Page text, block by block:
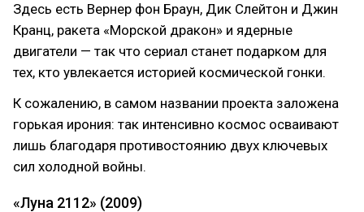
Здесь есть Вернер фон Браун, Дик Слейтон и Джин
Кранц, ракета «Морской дракон» и ядерные
двигатели — так что сериал станет подарком для
тех, кто увлекается историей космической гонки.
К сожалению, в самом названии проекта заложена
горькая ирония: так интенсивно космос осваивают
лишь благодаря противостоянию двух ключевых
сил холодной войны.
«Луна 2112» (2009)